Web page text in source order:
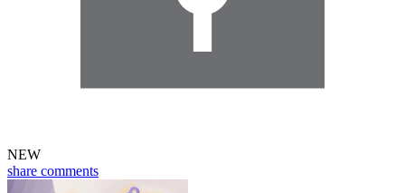
NEW
share comments